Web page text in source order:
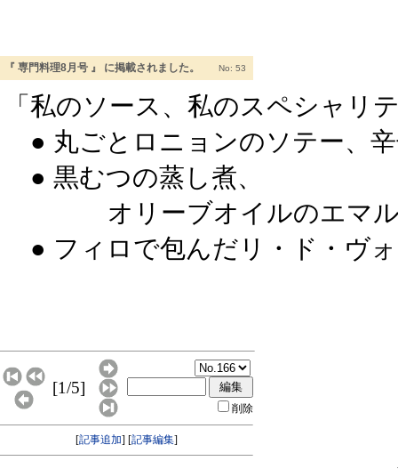
『 専門料理8月号 』 に掲載されました。 No: 53
「私のソース、私のスペシャリ
● 丸ごとロニョンのソテー、
● 黒むつの蒸し煮、
オリーブオイルのエマル
● フィロで包んだリ・ド・ヴ
[1/5]
削除
[記事追加] [記事編集]